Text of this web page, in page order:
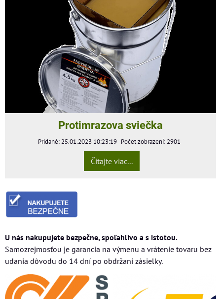
Protimrazova sviečka
Pridané: 25.01.2023 10:23:19 Počet zobrazení: 2901
Čítajte viac...
U nás nakupujete bezpečne, spoľahlivo a s istotou.
Samozrejmosťou je garancia na výmenu a vrátenie tovaru bez
udania dôvodu do 14 dní po obdržaní zásielky.